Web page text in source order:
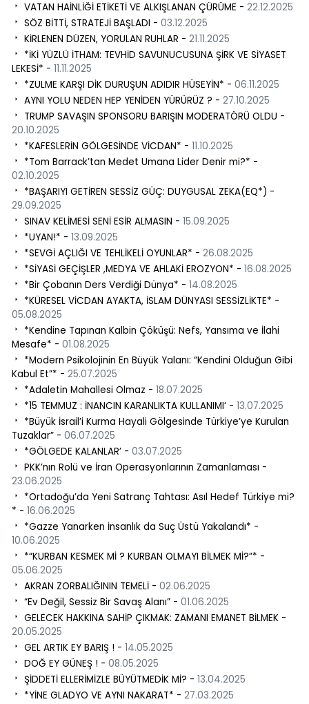
VATAN HAİNLİĞİ ETİKETİ VE ALKIŞLANAN ÇÜRÜME - 22.12.2025
SÖZ BİTTİ, STRATEJİ BAŞLADI - 03.12.2025
KİRLENEN DÜZEN, YORULAN RUHLAR - 21.11.2025
*İKİ YÜZLÜ İTHAM: TEVHİD SAVUNUCUSUNA ŞİRK VE SİYASET
LEKESİ* - 11.11.2025
*ZULME KARŞI DİK DURUŞUN ADIDIR HÜSEYİN* - 06.11.2025
AYNI YOLU NEDEN HEP YENİDEN YÜRÜRÜZ ? - 27.10.2025
TRUMP SAVAŞIN SPONSORU BARIŞIN MODERATÖRÜ OLDU -
20.10.2025
*KAFESLERİN GÖLGESİNDE VİCDAN* - 11.10.2025
*Tom Barrack’tan Medet Umana Lider Denir mi?* -
02.10.2025
*BAŞARIYI GETİREN SESSİZ GÜÇ: DUYGUSAL ZEKA(EQ*) -
29.09.2025
SINAV KELİMESİ SENİ ESİR ALMASIN - 15.09.2025
*UYAN!* - 13.09.2025
*SEVGİ AÇLIĞI VE TEHLİKELİ OYUNLAR* - 26.08.2025
*SİYASİ GEÇİŞLER ,MEDYA VE AHLAKİ EROZYON* - 16.08.2025
​ *Bir Çobanın Ders Verdiği Dünya* - 14.08.2025
*KÜRESEL VİCDAN AYAKTA, İSLAM DÜNYASI SESSİZLİKTE* -
05.08.2025
*Kendine Tapınan Kalbin Çöküşü: Nefs, Yansıma ve İlahi
Mesafe* - 01.08.2025
*Modern Psikolojinin En Büyük Yalanı: “Kendini Olduğun Gibi
Kabul Et”* - 25.07.2025
*Adaletin Mahallesi Olmaz - 18.07.2025
*15 TEMMUZ : İNANCIN KARANLIKTA KULLANIMI‘ - 13.07.2025
*Büyük İsrail’i Kurma Hayali Gölgesinde Türkiye’ye Kurulan
Tuzaklar” - 06.07.2025
*GÖLGEDE KALANLAR’ - 03.07.2025
PKK’nın Rolü ve İran Operasyonlarının Zamanlaması -
23.06.2025
*Ortadoğu’da Yeni Satranç Tahtası: Asıl Hedef Türkiye mi?
* - 16.06.2025
*Gazze Yanarken İnsanlık da Suç Üstü Yakalandı* -
10.06.2025
*“KURBAN KESMEK Mİ ? KURBAN OLMAYI BİLMEK Mİ?”* -
05.06.2025
AKRAN ZORBALIĞININ TEMELİ - 02.06.2025
“Ev Değil, Sessiz Bir Savaş Alanı” - 01.06.2025
GELECEK HAKKINA SAHİP ÇIKMAK: ZAMANI EMANET BİLMEK -
20.05.2025
GEL ARTIK EY BARIŞ ! - 14.05.2025
DOĞ EY GÜNEŞ ! - 08.05.2025
ŞİDDETİ ELLERİMİZLE BÜYÜTMEDİK Mİ? - 13.04.2025
*YİNE GLADYO VE AYNI NAKARAT* - 27.03.2025